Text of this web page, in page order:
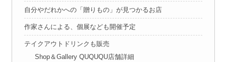
自分やだれかへの「贈りもの」が見つかるお店
作家さんによる、個展なども開催予定
テイクアウトドリンクも販売
Shop＆Gallery QUQUQU店舗詳細